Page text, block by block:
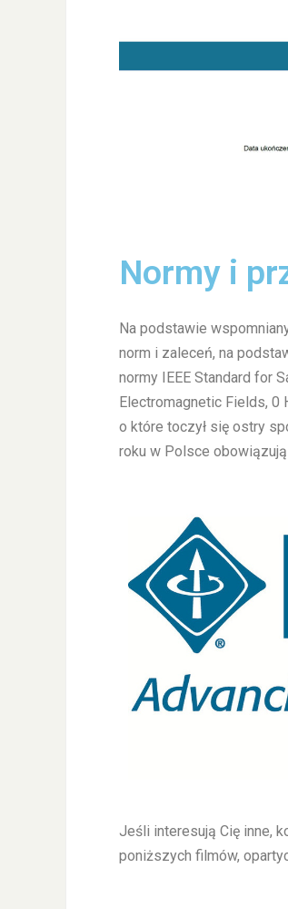
Normy i
Na podstawie
norm i zaleceń, na
normy IEEE Standard for
Electromagnetic Fields, 0
o które toczył się ostry
roku w Polsce
Jeśli interesują Cię inne,
poniższych filmów,